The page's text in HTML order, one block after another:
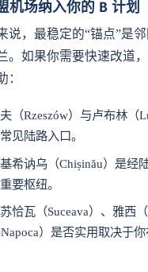
机场纳入你的 B 计划
说，最稳定的“锚点”是
。如果你需要快速改道
：
（Rzeszów）与卢布林（
见陆路入口。
基希讷乌（Chișinău）是经
要枢纽。
苏恰瓦（Suceava）、雅西
）是否实用取决于